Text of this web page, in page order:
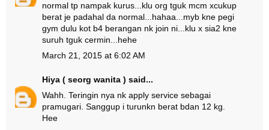
normal tp nampak kurus...klu org tguk mcm xcukup
berat je padahal da normal...hahaa...myb kne pegi
gym dulu kot b4 berangan nk join ni...klu x sia2 kne
suruh tguk cermin...hehe
March 21, 2015 at 6:02 AM
Hiya ( seorg wanita ) said...
Wahh. Teringin nya nk apply service sebagai
pramugari. Sanggup i turunkn berat bdan 12 kg.
Hee